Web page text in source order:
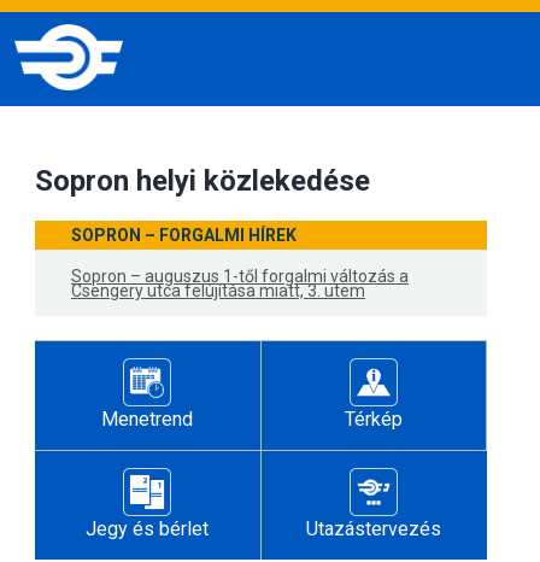
Sopron helyi közlekedése
SOPRON – FORGALMI HÍREK
Sopron – auguszus 1-től forgalmi változás a
Csengery utca felújítása miatt, 3. ütem
Menetrend Térkép
Jegy és bérlet Utazástervezés